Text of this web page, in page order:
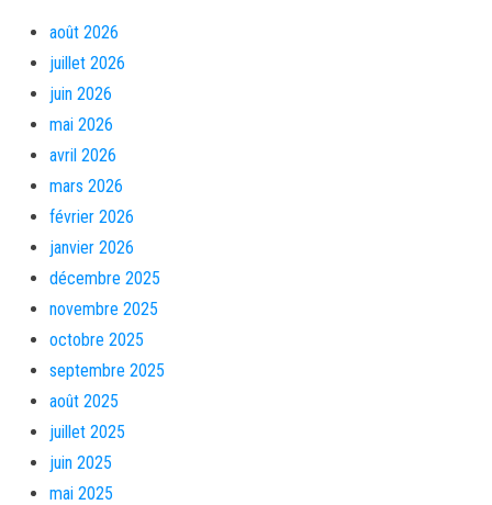
août 2026
juillet 2026
juin 2026
mai 2026
avril 2026
mars 2026
février 2026
janvier 2026
décembre 2025
novembre 2025
octobre 2025
septembre 2025
août 2025
juillet 2025
juin 2025
mai 2025